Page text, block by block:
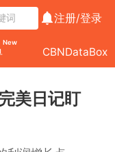
注册/登录
New
CBNDataBox
美日记盯